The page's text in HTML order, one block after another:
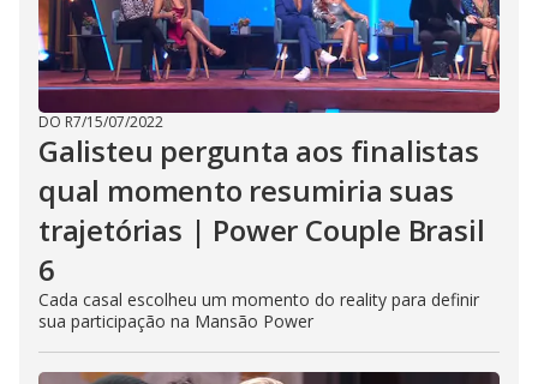
DO R7/15/07/2022
Galisteu pergunta aos finalistas
qual momento resumiria suas
trajetórias | Power Couple Brasil
6
Cada casal escolheu um momento do reality para definir
sua participação na Mansão Power